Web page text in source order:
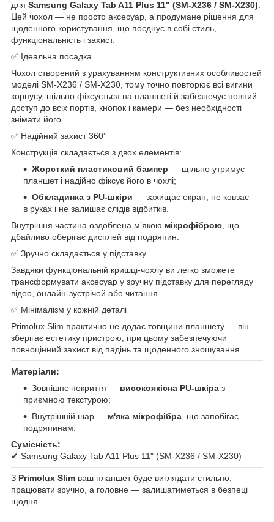
для Samsung Galaxy Tab A11 Plus 11" (SM-X236 / SM-X230)
Цей чохол — не просто аксесуар, а продумане рішення для
щоденного користування, що поєднує в собі стиль,
функціональність і захист.
✅ Ідеальна посадка
Чохол створений з урахуванням конструктивних особливостей
моделі SM-X236 / SM-X230, тому точно повторює всі вигини
корпусу, щільно фіксується на планшеті й забезпечує повний
доступ до всіх портів, кнопок і камери — без необхідності
знімати його.
✅ Надійний захист 360°
Конструкція складається з двох елементів:
Жорсткий пластиковий бампер — щільно утримує
планшет і надійно фіксує його в чохлі;
Обкладинка з PU-шкіри — захищає екран, не ковзає
в руках і не залишає слідів відбитків.
Внутрішня частина оздоблена м’якою мікрофіброю , що
дбайливо оберігає дисплей від подряпин.
✅ Зручно складається у підставку
Завдяки функціональній кришці-чохлу ви легко зможете
трансформувати аксесуар у зручну підставку для перегляду
відео, онлайн-зустрічей або читання.
✅ Мінімалізм у кожній деталі
Primolux Slim практично не додає товщини планшету — він
зберігає естетику пристрою, при цьому забезпечуючи
повноцінний захист від падінь та щоденного зношування.
Матеріали:
Зовнішнє покриття — високоякісна PU-шкіра з
приємною текстурою;
Внутрішній шар — м'яка мікрофібра , що запобігає
подряпинам.
Сумісність:
✔ Samsung Galaxy Tab A11 Plus 11" (SM-X236 / SM-X230)
З Primolux Slim ваш планшет буде виглядати стильно,
працювати зручно, а головне — залишатиметься в безпеці
щодня.